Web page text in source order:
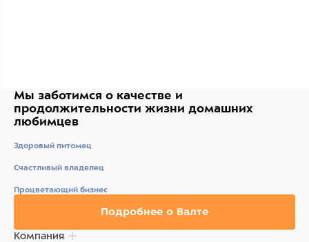
Мы заботимся о качестве и
продолжительности жизни домашних
любимцев
Здоровый питомец
Счастливый владелец
Процветающий бизнес
Подробнее о Валте
Компания